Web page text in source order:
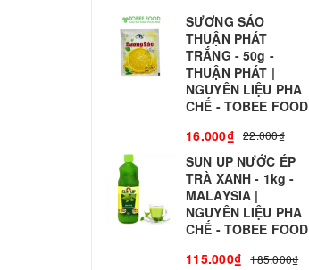
SƯƠNG SÁO
THUẬN PHÁT
TRẮNG - 50g -
THUẬN PHÁT |
NGUYÊN LIỆU PHA
CHẾ - TOBEE FOOD
16.000₫ 22.000₫
SUN UP NƯỚC ÉP
TRÀ XANH - 1kg -
MALAYSIA |
NGUYÊN LIỆU PHA
CHẾ - TOBEE FOOD
115.000₫
185.000₫